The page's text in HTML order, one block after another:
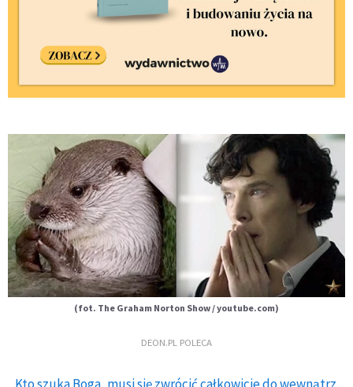
(fot. The Graham Norton Show / youtube.com)
DEON.PL POLECA